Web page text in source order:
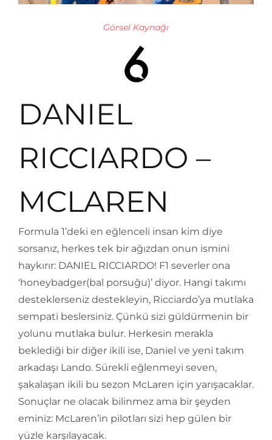
Görsel Kaynağı
DANIEL
RICCIARDO –
MCLAREN
Formula 1’deki en eğlenceli insan kim diye
sorsanız, herkes tek bir ağızdan onun ismini
haykırır: DANIEL RICCIARDO! F1 severler ona
‘honeybadger(bal porsuğu)’ diyor. Hangi takımı
desteklerseniz destekleyin, Ricciardo’ya mutlaka
sempati beslersiniz. Çünkü sizi güldürmenin bir
yolunu mutlaka bulur. Herkesin merakla
beklediği bir diğer ikili ise, Daniel ve yeni takım
arkadaşı Lando. Sürekli eğlenmeyi seven,
şakalaşan ikili bu sezon McLaren için yarışacaklar.
Sonuçlar ne olacak bilinmez ama bir şeyden
eminiz: McLaren’in pilotları sizi hep gülen bir
yüzle karşılayacak.